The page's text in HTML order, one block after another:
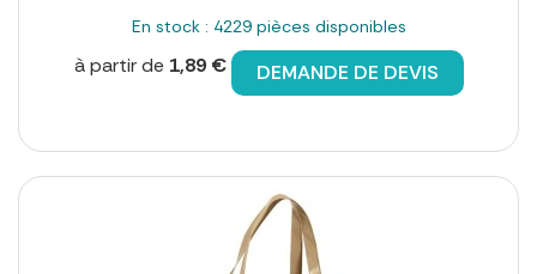
En stock : 4229 pièces disponibles
à partir de 1,89 € DEMANDE DE DEVIS